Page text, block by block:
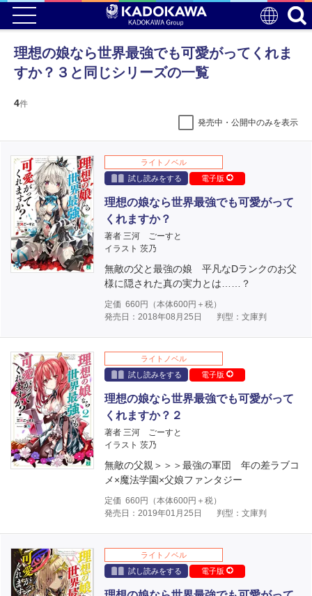
理想の娘なら世界最強でも可愛がってくれま
すか？３と同じシリーズの一覧
4件
発売中・公開中のみを表示
ライトノベル
試し読みをする
電子版
理想の娘なら世界最強でも可愛がって
くれますか？
著者 三河 ごーすと
イラスト 茨乃
無敵の父と最強の娘 平凡なDランクのお父
様に隠された真の実力とは……？
定価 660円（本体600円＋税）
発売日：2018年08月25日
判型：文庫判
ライトノベル
試し読みをする
電子版
理想の娘なら世界最強でも可愛がって
くれますか？２
著者 三河 ごーすと
イラスト 茨乃
無敵の父親＞＞＞最強の軍団 年の差ラブコ
メ×魔法学園×父娘ファンタジー
定価 660円（本体600円＋税）
発売日：2019年01月25日
判型：文庫判
ライトノベル
試し読みをする
電子版